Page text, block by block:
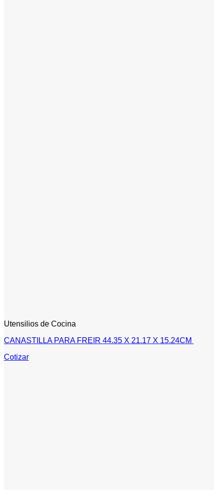
Utensilios de Cocina
CANASTILLA PARA FREIR 44.35 X 21.17 X 15.24CM
Cotizar